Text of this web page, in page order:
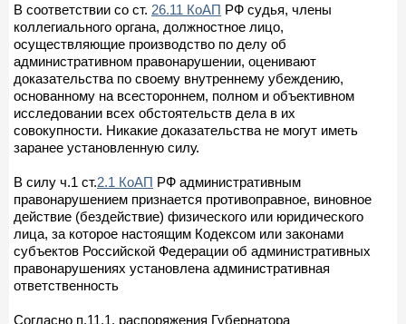
В соответствии со ст. 26.11 КоАП РФ судья, члены
коллегиального органа, должностное лицо,
осуществляющие производство по делу об
административном правонарушении, оценивают
доказательства по своему внутреннему убеждению,
основанному на всестороннем, полном и объективном
исследовании всех обстоятельств дела в их
совокупности. Никакие доказательства не могут иметь
заранее установленную силу.
В силу ч.1 ст.2.1 КоАП РФ административным
правонарушением признается противоправное, виновное
действие (бездействие) физического или юридического
лица, за которое настоящим Кодексом или законами
субъектов Российской Федерации об административных
правонарушениях установлена административная
ответственность
Согласно п.11.1. распоряжения Губернатора